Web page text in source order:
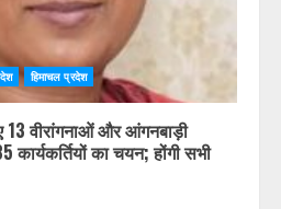
हिमाचल प्रदेश
13 वीरांगनाओं और आंगनबाड़ी
कार्यकर्तियों का चयन; होंगी सभी